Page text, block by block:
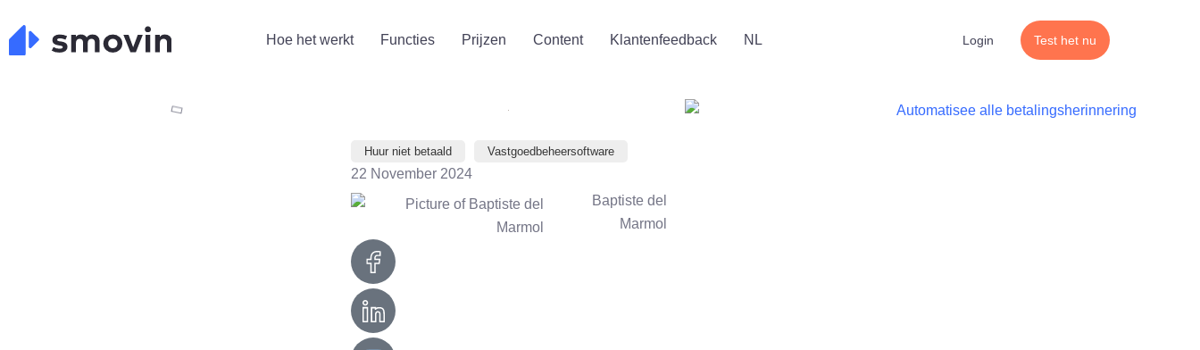
content
Hoe het werkt Functies Prijzen Content Klantenfeedback NL Login Test het nu
Huur niet betaald Vastgoedbeheersoftware
22 November 2024
Baptiste del
Marmol